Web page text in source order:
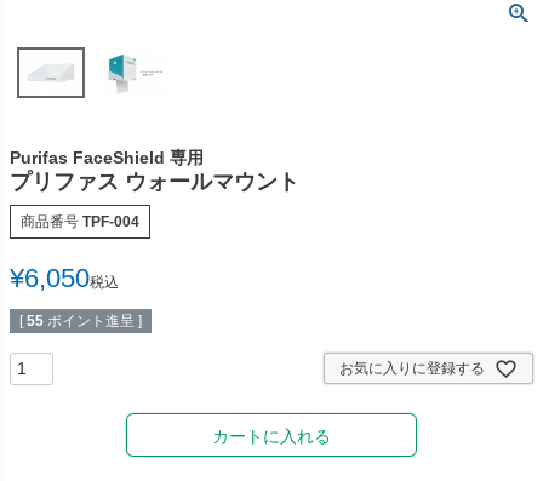
マッサージ器
多目的マクラ・マット カバー／シーツ／タオル
ディスポーザブルカバー
ワゴン／ダストボックス
ョン
Purifas FaceShield 専用
プリファス ウォールマウント
商品番号 TPF-004
¥6,050税込
[ 55 ポイント進呈 ]
お気に入りに登録する
カートに入れる